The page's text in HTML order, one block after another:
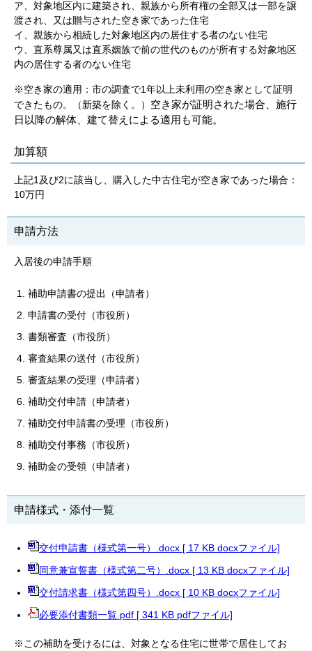
ア、対象地区内に建築され、親族から所有権の全部又は一部を譲
渡され、又は贈与された空き家であった住宅
イ、親族から相続した対象地区内の居住する者のない住宅
ウ、直系尊属又は直系姻族で前の世代のものが所有する対象地区
内の居住する者のない住宅
※空き家の適用：市の調査で1年以上未利用の空き家として証明
できたもの。（新築を除く。） 空き家が証明された場合、施行
日以降の解体、建て替えによる適用も可能。
加算額
上記1及び2に該当し、購入した中古住宅が空き家であった場合：
10万円
申請方法
入居後の申請手順
補助申請書の提出（申請者）
申請書の受付（市役所）
書類審査（市役所）
審査結果の送付（市役所）
審査結果の受理（申請者）
補助交付申請（申請者）
補助交付申請書の受理（市役所）
補助交付事務（市役所）
補助金の受領（申請者）​
申請様式・添付一覧
交付申請書（様式第一号）.docx [ 17 KB docxファイル]
同意兼宣誓書（様式第二号）.docx [ 13 KB docxファイル]
交付請求書（様式第四号）.docx [ 10 KB docxファイル]
必要添付書類一覧.pdf [ 341 KB pdfファイル]
※この補助を受けるには、対象となる住宅に世帯で居住してお